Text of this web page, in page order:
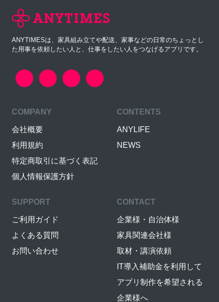
ANYTIMESは、家具組み立てや配送、家事などの日常のちょっとし
た用事を依頼したい人と、仕事をしたい人をつなげるアプリです。
COMPANY
会社概要
利用規約
特定商取引に基づく表記
個人情報保護方針
CONTENTS
ANYLIFE
NEWS
SUPPORT
ご利用ガイド
よくある質問
お問い合わせ
CONTACT
企業様・自治体様
家具関連会社様
取材・講演依頼
IT導入補助金を利用して
アプリ制作を希望される
企業様へ